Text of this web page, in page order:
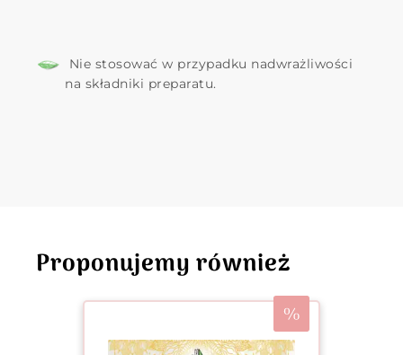
Nie stosować w przypadku nadwrażliwości
na składniki preparatu.
Proponujemy również